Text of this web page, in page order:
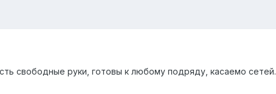
свободные руки, готовы к любому подряду, касаемо сетей.